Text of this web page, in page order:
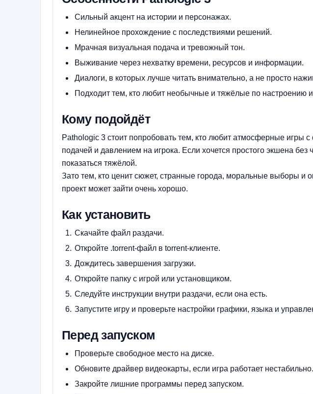
Сильный акцент на истории и персонажах.
Нелинейное прохождение с последствиями решений.
Мрачная визуальная подача и тревожный тон.
Выживание через нехватку времени, ресурсов и информации.
Диалоги, в которых лучше читать внимательно, а не просто
Подходит тем, кто любит необычные и тяжёлые по настроению
Кому подойдёт
Pathologic 3 стоит попробовать тем, кто любит атмосферные игры
подачей и давлением на игрока. Если хочется простого экшена
показаться тяжёлой.
Зато тем, кто ценит сюжет, странные города, моральные выборы и
проект может зайти очень хорошо.
Как установить
Скачайте файл раздачи.
Откройте .torrent-файл в torrent-клиенте.
Дождитесь завершения загрузки.
Откройте папку с игрой или установщиком.
Следуйте инструкции внутри раздачи, если она есть.
Запустите игру и проверьте настройки графики, языка и
Перед запуском
Проверьте свободное место на диске.
Обновите драйвер видеокарты, если игра работает нестабильно.
Закройте лишние программы перед запуском.